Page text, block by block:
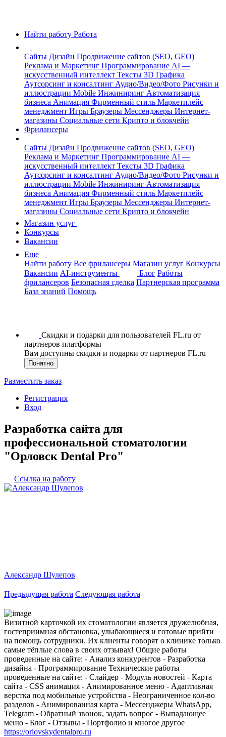
Найти работу Работа
Сайты Дизайн Продвижение сайтов (SEO, GEO)
Реклама и Маркетинг Программирование AI —
искусственный интеллект Тексты 3D Графика
Аутсорсинг и консалтинг Аудио/Видео/Фото Рисунки и
иллюстрации Mobile Инжиниринг Автоматизация
бизнеса Анимация Фирменный стиль Маркетплейс
менеджмент Игры Браузеры Мессенджеры Интернет-
магазины Социальные сети Крипто и блокчейн
Фрилансеры
Сайты Дизайн Продвижение сайтов (SEO, GEO)
Реклама и Маркетинг Программирование AI —
искусственный интеллект Тексты 3D Графика
Аутсорсинг и консалтинг Аудио/Видео/Фото Рисунки и
иллюстрации Mobile Инжиниринг Автоматизация
бизнеса Анимация Фирменный стиль Маркетплейс
менеджмент Игры Браузеры Мессенджеры Интернет-
магазины Социальные сети Крипто и блокчейн
Магазин услуг
Конкурсы
Вакансии
Еще
Найти работу Все фрилансеры Магазин услуг Конкурсы
Вакансии AI-инструменты Блог Работы
фрилансеров Безопасная сделка Партнерская программа
База знаний Помощь
Скидки и подарки для пользователей FL.ru от
партнеров платформы
Вам доступны скидки и подарки от партнеров FL.ru
Понятно
Разместить заказ
Регистрация
Вход
Разработка сайта для
профессиональной стоматологии
"Орловск Dental Pro"
Ссылка на работу
Александр Шулепов
Предыдущая работа Следующая работа
Визитной карточкой их стоматологии является дружелюбная,
гостеприимная обстановка, улыбающиеся и готовые прийти
на помощь сотрудники. Их клиенты говорят о клинике только
самые тёплые слова в своих отзывах! Общие работы
проведенные на сайте: - Анализ конкурентов - Разработка
дизайна - Программирование Технические работы
проведенные на сайте: - Слайдер - Модуль новостей - Карта
сайта - CSS анимация - Анимированное меню - Адаптивная
верстка под мобильные устройства - Неограниченное кол-во
разделов - Анимированная карта - Мессенджеры WhatsApp,
Telegram - Обратный звонок, задать вопрос - Выпадающее
меню - Блог - Отзывы - Портфолио и многое другое
https://orlovskydentalpro.ru